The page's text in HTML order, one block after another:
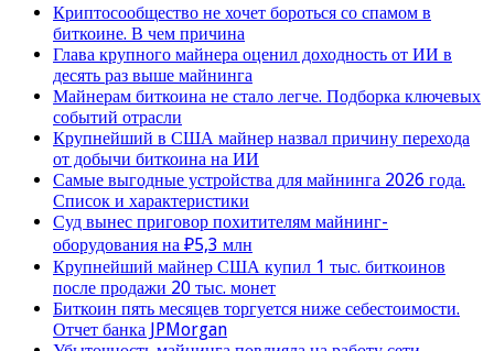
Криптосообщество не хочет бороться со спамом в
биткоине. В чем причина
Глава крупного майнера оценил доходность от ИИ в
десять раз выше майнинга
Майнерам биткоина не стало легче. Подборка ключевых
событий отрасли
Крупнейший в США майнер назвал причину перехода
от добычи биткоина на ИИ
Самые выгодные устройства для майнинга 2026 года.
Список и характеристики
Суд вынес приговор похитителям майнинг-
оборудования на ₽5,3 млн
Крупнейший майнер США купил 1 тыс. биткоинов
после продажи 20 тыс. монет
Биткоин пять месяцев торгуется ниже себестоимости.
Отчет банка JPMorgan